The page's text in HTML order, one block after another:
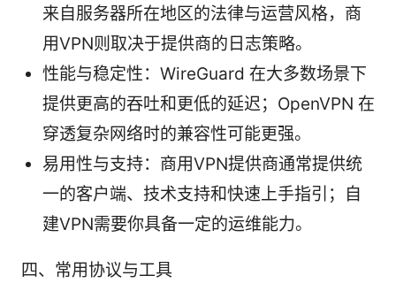
来自服务器所在地区的法律与运营风格，商
用VPN则取决于提供商的日志策略。
性能与稳定性：WireGuard 在大多数场景下
提供更高的吞吐和更低的延迟；OpenVPN 在
穿透复杂网络时的兼容性可能更强。
易用性与支持：商用VPN提供商通常提供统
一的客户端、技术支持和快速上手指引；自
建VPN需要你具备一定的运维能力。
四、常用协议与工具